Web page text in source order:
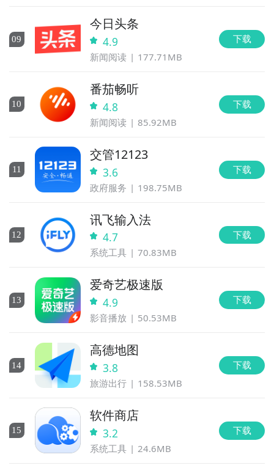
09
今日头条
4.9
新闻阅读 177.71MB
下载
10
番茄畅听
4.8
新闻阅读 85.92MB
下载
11
交管12123
3.6
政府服务 198.75MB
下载
12
讯飞输入法
4.7
系统工具 70.83MB
下载
13
爱奇艺极速版
4.9
影音播放 50.53MB
下载
14
高德地图
3.8
旅游出行 158.53MB
下载
15
软件商店
3.2
系统工具 24.6MB
下载